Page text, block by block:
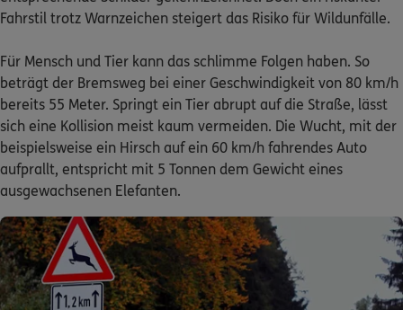
Fahrstil trotz Warnzeichen steigert das Risiko für Wildunfälle.
Für Mensch und Tier kann das schlimme Folgen haben. So
beträgt der Bremsweg bei einer Geschwindigkeit von 80 km/h
bereits 55 Meter. Springt ein Tier abrupt auf die Straße, lässt
sich eine Kollision meist kaum vermeiden. Die Wucht, mit der
beispielsweise ein Hirsch auf ein 60 km/h fahrendes Auto
aufprallt, entspricht mit 5 Tonnen dem Gewicht eines
ausgewachsenen Elefanten.